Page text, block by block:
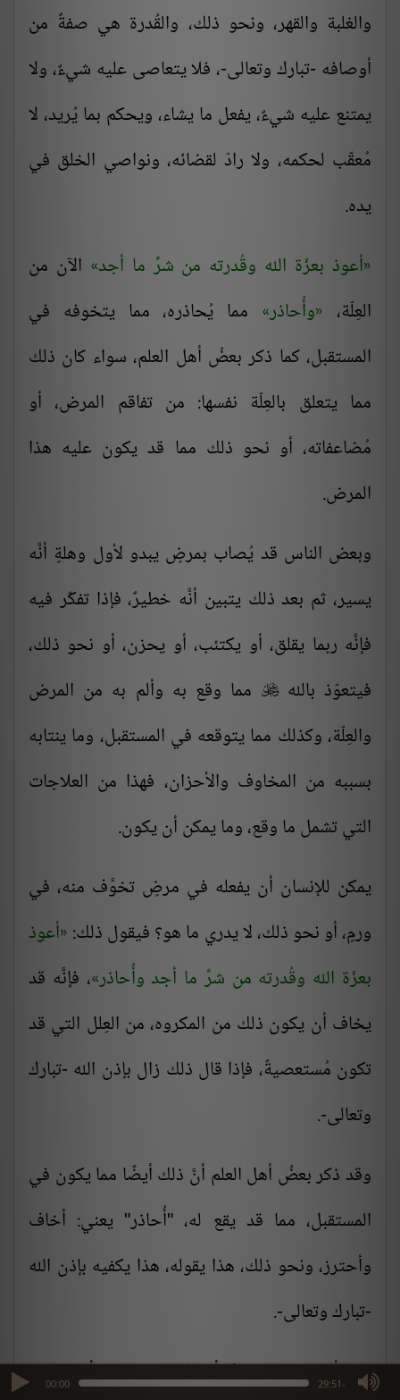
00:00 -29:51
max volume
والغلبة والقهر، ونحو ذلك، والقُدرة هي صفةٌ من
أوصافه -تبارك وتعالى-، فلا يتعاصى عليه شيءٌ، ولا
يمتنع عليه شيءٌ، يفعل ما يشاء، ويحكم بما يُريد، لا
مُعقّب لحكمه، ولا رادّ لقضائه، ونواصي الخلق في
يده.
أعوذ بعزّة الله وقُدرته من شرِّ ما أجد الآن من
العِلّة،
وأُحاذر
مما يُحاذره، مما يتخوفه في
المستقبل، كما ذكر بعضُ أهل العلم، سواء كان ذلك
مما يتعلق بالعِلّة نفسها: من تفاقم المرض، أو
مُضاعفاته، أو نحو ذلك مما قد يكون عليه هذا
المرض.
وبعض الناس قد يُصاب بمرضٍ يبدو لأول وهلةٍ أنَّه
يسير، ثم بعد ذلك يتبين أنَّه خطيرٌ، فإذا تفكّر فيه
فإنَّه ربما يقلق، أو يكتئب، أو يحزن، أو نحو ذلك،
فيتعوّذ بالله مما وقع به وألم به من المرض
والعِلّة، وكذلك مما يتوقعه في المستقبل، وما ينتابه
بسببه من المخاوف والأحزان، فهذا من العلاجات
التي تشمل ما وقع، وما يمكن أن يكون.
يمكن للإنسان أن يفعله في مرضٍ تخوَّف منه، في
ورمٍ، أو نحو ذلك، لا يدري ما هو؟ فيقول ذلك: أعوذ
بعزّة الله وقُدرته من شرِّ ما أجد وأُحاذر ، فإنَّه قد
يخاف أن يكون ذلك من المكروه، من العِلل التي قد
تكون مُستعصيةً، فإذا قال ذلك زال بإذن الله -تبارك
وتعالى-.
وقد ذكر بعضُ أهل العلم أنَّ ذلك أيضًا مما يكون في
المستقبل، مما قد يقع له، "أُحاذر" يعني: أخاف
وأحترز، ونحو ذلك، هذا يقوله، هذا يكفيه بإذن الله
-تبارك وتعالى-.
الخطأ الذي يقع كثيرًا أنَّ الإنسان ربما يتأمّل جزءًا